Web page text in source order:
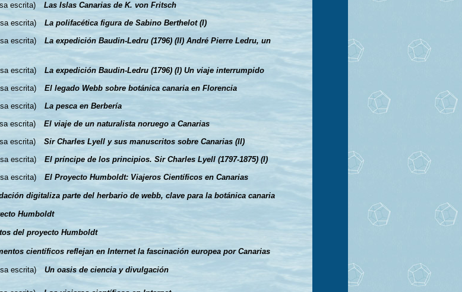
escrita)
Las Islas Canarias de K. von Fritsch
escrita)
La polifacética figura de Sabino Berthelot (I)
escrita)
La expedición Baudin-Ledru (1796) (II) André Pierre Ledru, un
escrita)
La expedición Baudin-Ledru (1796) (I) Un viaje interrumpido
escrita)
El legado Webb sobre botánica canaria en Florencia
escrita)
La pesca en Berbería
escrita)
El viaje de un naturalista noruego a Canarias
escrita)
Sir Charles Lyell y sus manuscritos sobre Canarias (II)
escrita)
El príncipe de los principios. Sir Charles Lyell (1797-1875) (I)
escrita) El Proyecto Humboldt: Viajeros Científicos en Canarias
digitaliza parte del herbario de webb, clave para la botánica canaria
Humboldt
del proyecto Humboldt
científicos reflejan en Internet la fascinación europea por Canarias
escrita) Un oasis de ciencia y divulgación